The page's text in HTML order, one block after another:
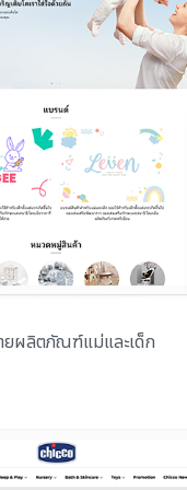
ยผลิตภัณฑ์แม่และเด็ก